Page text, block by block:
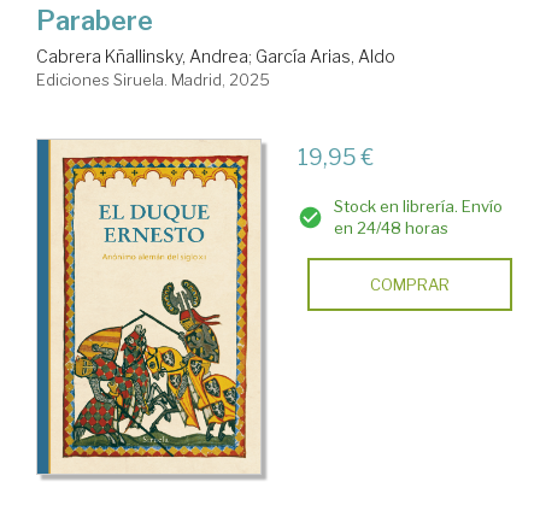
Parabere
Cabrera Kñallinsky, Andrea; García Arias, Aldo
Ediciones Siruela. Madrid, 2025
19,95 €
Stock en librería. Envío
en 24/48 horas
COMPRAR